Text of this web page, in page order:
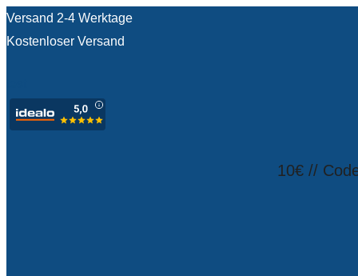
Versand 2-4 Werktage
Kostenloser Versand
10€ //